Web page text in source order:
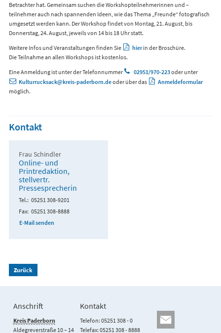
Betrachter hat. Gemeinsam suchen die Workshopteilnehmerinnen und –
teilnehmer auch nach spannenden Ideen, wie das Thema „Freunde“ fotografisch
umgesetzt werden kann. Der Workshop findet von Montag, 21. August, bis
Donnerstag, 24. August, jeweils von 14 bis 18 Uhr statt.
Weitere Infos und Veranstaltungen finden Sie
hierin der Broschüre.
Die Teilnahme an allen Workshops ist kostenlos.
Eine Anmeldung ist unter der Telefonnummer
02951/970-223oder unter
Kulturrucksack@kreis-paderborn.deoder über das
Anmeldeformular
möglich.
Kontakt
Frau Schindler
Online- und
Printredaktion,
stellvertr.
Pressesprecherin
Tel. 05251 308-9201
Fax 05251 308-8888
E-Mail senden
Zurück
Anschrift
Kreis Paderborn
Aldegreverstraße 10 – 14
Kontakt
Telefon: 05251 308 - 0
Telefax: 05251 308 - 8888